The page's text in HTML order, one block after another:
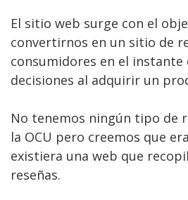
El sitio web surge con el
convertirnos en un sitio de
consumidores en el instante
decisiones al adquirir un
No tenemos ningún tipo de
la OCU pero creemos que
existiera una web que
reseñas.